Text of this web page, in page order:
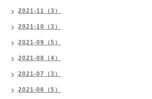
2021-11（3）
2021-10（3）
2021-09（5）
2021-08（4）
2021-07（3）
2021-06（5）